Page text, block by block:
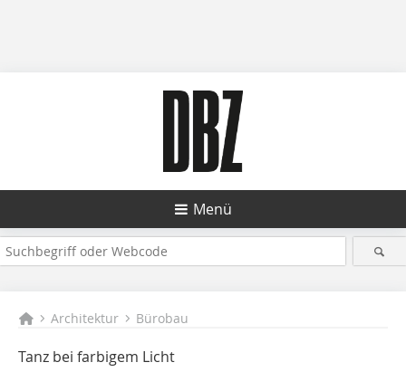
Menü
Architektur Bürobau
Tanz bei farbigem Licht